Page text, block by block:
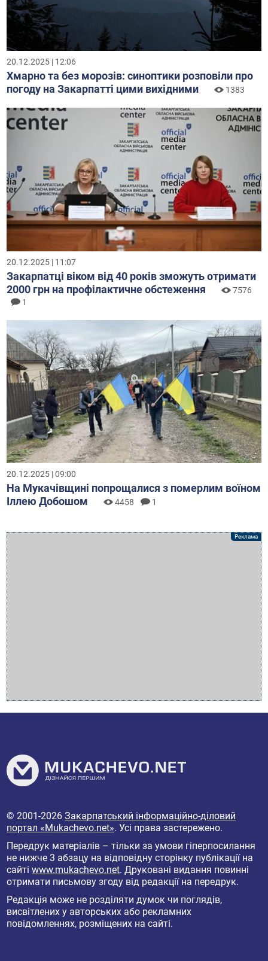
20.12.2025 | 12:06
Хмарно та без морозів: синоптики розповіли про
погоду на Закарпатті цими вихідними
1383
20.12.2025 | 11:07
Закарпатці віком від 40 років зможуть отримати
2000 грн на профілактичне обстеження
7576
1
20.12.2025 | 09:00
На Мукачівщині попрощалися з померлим воїном
Іллею Добошом
4458 1
© 2001-2026Закарпатський інформаційно-діловий
портал «Mukachevo.net». Усі права застережено.
Передрук матеріалів – тільки за умови гіперпосилання
не нижче 3 абзацу на відповідну сторінку публікації на
сайтіwww.mukachevo.net. Друковані видання повинні
отримати письмову згоду від редакції на передрук.
Редакція може не розділяти думок чи поглядів,
висвітлених у авторських або рекламних
повідомленнях, розміщених на сайті.